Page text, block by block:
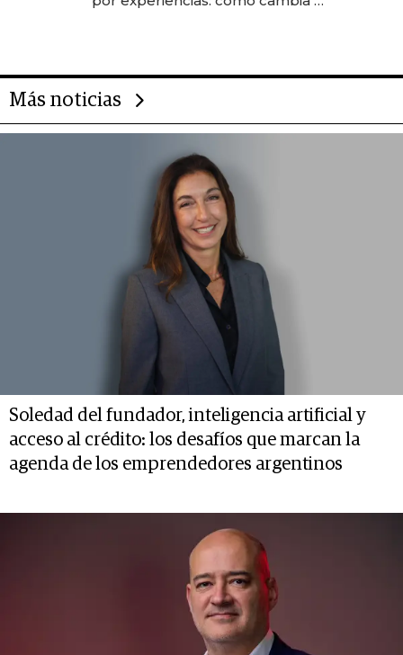
Más noticias
Soledad del fundador, inteligencia artificial y
acceso al crédito: los desafíos que marcan la
agenda de los emprendedores argentinos